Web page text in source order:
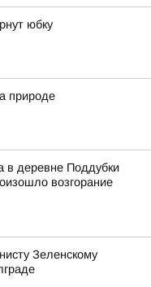
юбку
природе
в деревне Поддубки
возгорание
Зеленскому